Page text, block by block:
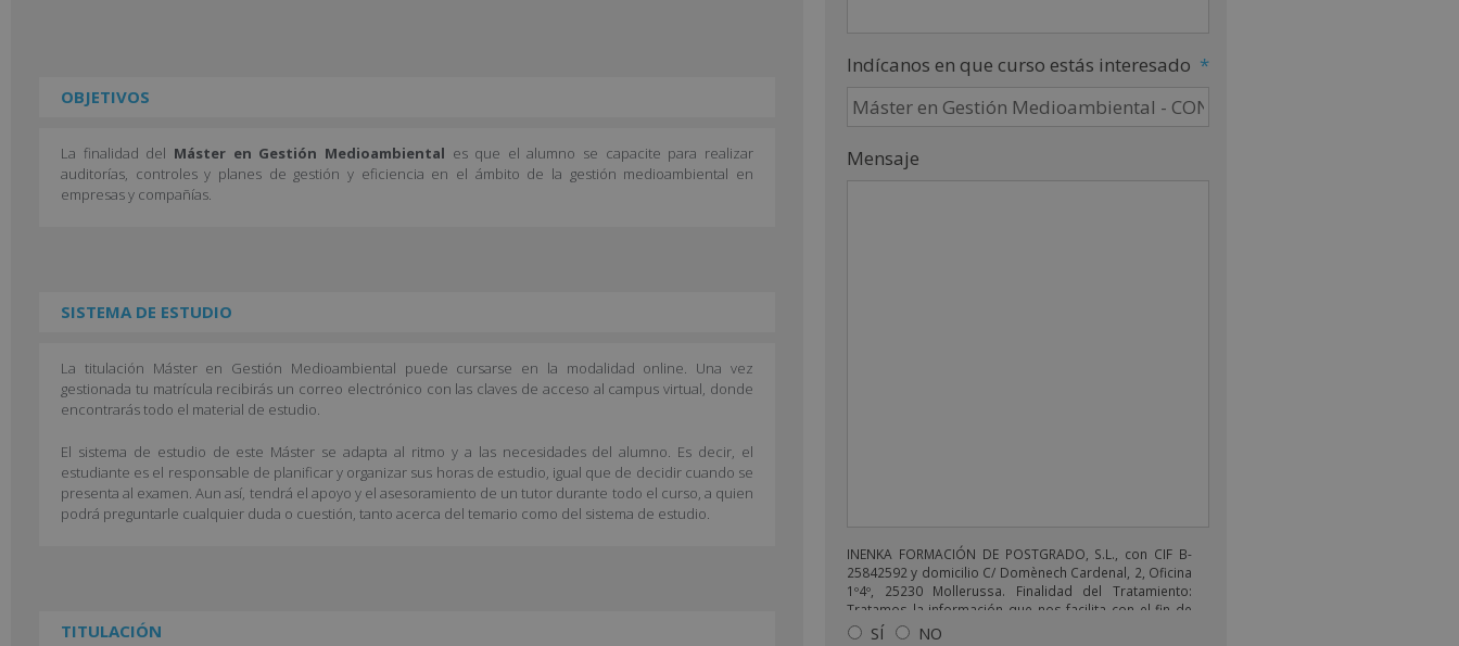
OBJETIVOS
La finalidad del Máster en Gestión Medioambiental es que el alumno se capacite para realizar
auditorías, controles y planes de gestión y eficiencia en el ámbito de la gestión medioambiental en
empresas y compañías.
SISTEMA DE ESTUDIO
La titulación Máster en Gestión Medioambiental puede cursarse en la modalidad online. Una vez
gestionada tu matrícula recibirás un correo electrónico con las claves de acceso al campus virtual, donde
encontrarás todo el material de estudio.
El sistema de estudio de este Máster se adapta al ritmo y a las necesidades del alumno. Es decir, el
estudiante es el responsable de planificar y organizar sus horas de estudio, igual que de decidir cuando se
presenta al examen. Aun así, tendrá el apoyo y el asesoramiento de un tutor durante todo el curso, a quien
podrá preguntarle cualquier duda o cuestión, tanto acerca del temario como del sistema de estudio.
TITULACIÓN
Indícanos en que curso estás interesado *
Mensaje
INENKA FORMACIÓN DE POSTGRADO, S.L., con CIF B-
25842592 y domicilio C/ Domènech Cardenal, 2, Oficina
1º4º, 25230 Mollerussa. Finalidad del Tratamiento:
Tratamos la información que nos facilita con el fin de
enviarle correos electrónicos de tipo comercial
SÍ NO